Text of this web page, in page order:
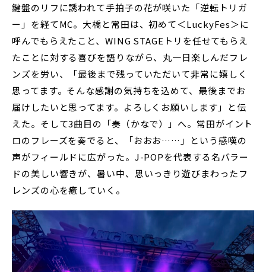
鍵盤のリフに誘われて手拍子の花が咲いた「逆転トリガ
ー」を経てMC。大橋と常田は、初めて＜LuckyFes＞に
呼んでもらえたこと、WING STAGEトリを任せてもらえ
たことに対する喜びを語りながら、丸一日楽しんだフレ
ンズを労い、「最後まで残っていただいて非常に嬉しく
思ってます。そんな感謝の気持ちを込めて、最後までお
届けしたいと思ってます。よろしくお願いします」と伝
えた。そして3曲目の「奏（かなで）」へ。常田がイント
ロのフレーズを奏でると、「おおお……」という感嘆の
声がフィールドに広がった。J-POPを代表する名バラー
ドの美しい響きが、暑い中、思いっきり遊びまわったフ
レンズの心を癒していく。